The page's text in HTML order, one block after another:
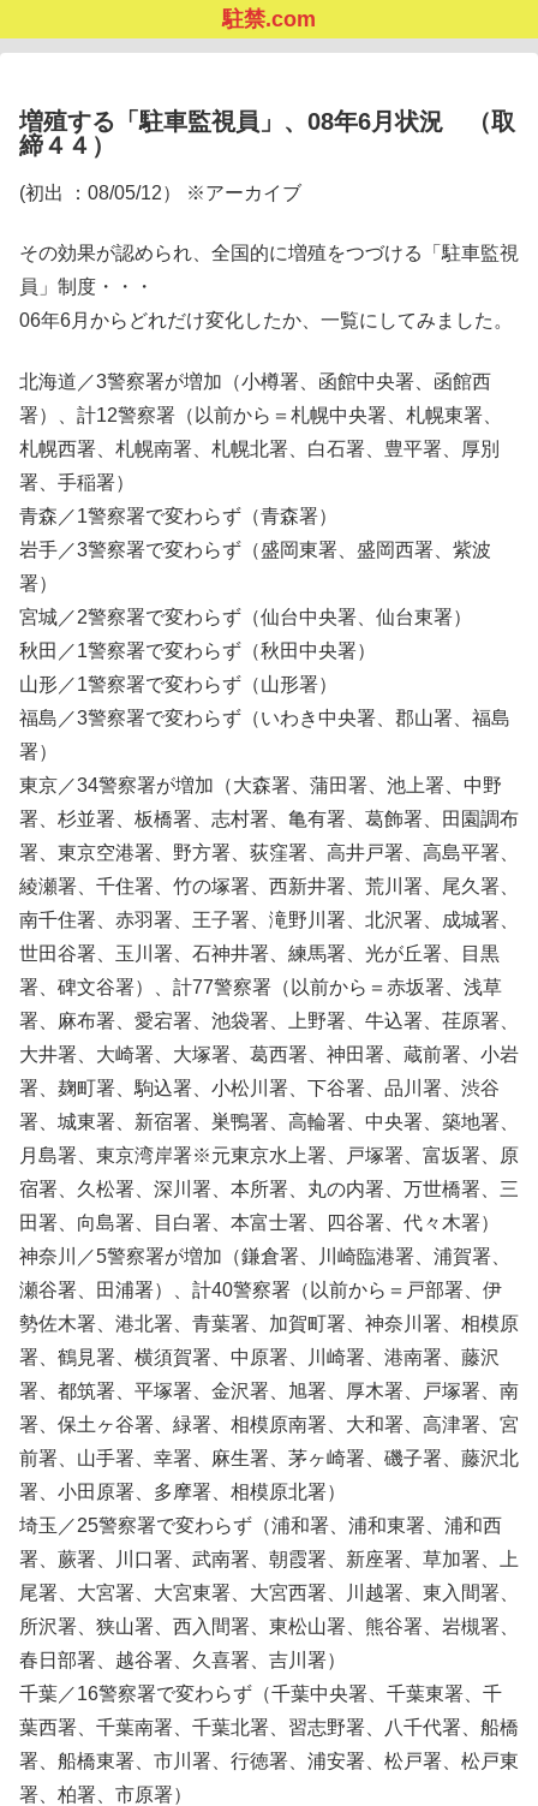
駐禁.com
増殖する「駐車監視員」、08年6月状況 （取
締４４）
(初出 ：08/05/12） ※アーカイブ
その効果が認められ、全国的に増殖をつづける「駐車監視
員」制度・・・
06年6月からどれだけ変化したか、一覧にしてみました。
北海道／3警察署が増加（小樽署、函館中央署、函館西
署）、計12警察署（以前から＝札幌中央署、札幌東署、
札幌西署、札幌南署、札幌北署、白石署、豊平署、厚別
署、手稲署）
青森／1警察署で変わらず（青森署）
岩手／3警察署で変わらず（盛岡東署、盛岡西署、紫波
署）
宮城／2警察署で変わらず（仙台中央署、仙台東署）
秋田／1警察署で変わらず（秋田中央署）
山形／1警察署で変わらず（山形署）
福島／3警察署で変わらず（いわき中央署、郡山署、福島
署）
東京／34警察署が増加（大森署、蒲田署、池上署、中野
署、杉並署、板橋署、志村署、亀有署、葛飾署、田園調布
署、東京空港署、野方署、荻窪署、高井戸署、高島平署、
綾瀬署、千住署、竹の塚署、西新井署、荒川署、尾久署、
南千住署、赤羽署、王子署、滝野川署、北沢署、成城署、
世田谷署、玉川署、石神井署、練馬署、光が丘署、目黒
署、碑文谷署）、計77警察署（以前から＝赤坂署、浅草
署、麻布署、愛宕署、池袋署、上野署、牛込署、荏原署、
大井署、大崎署、大塚署、葛西署、神田署、蔵前署、小岩
署、麹町署、駒込署、小松川署、下谷署、品川署、渋谷
署、城東署、新宿署、巣鴨署、高輪署、中央署、築地署、
月島署、東京湾岸署※元東京水上署、戸塚署、富坂署、原
宿署、久松署、深川署、本所署、丸の内署、万世橋署、三
田署、向島署、目白署、本富士署、四谷署、代々木署）
神奈川／5警察署が増加（鎌倉署、川崎臨港署、浦賀署、
瀬谷署、田浦署）、計40警察署（以前から＝戸部署、伊
勢佐木署、港北署、青葉署、加賀町署、神奈川署、相模原
署、鶴見署、横須賀署、中原署、川崎署、港南署、藤沢
署、都筑署、平塚署、金沢署、旭署、厚木署、戸塚署、南
署、保土ヶ谷署、緑署、相模原南署、大和署、高津署、宮
前署、山手署、幸署、麻生署、茅ヶ崎署、磯子署、藤沢北
署、小田原署、多摩署、相模原北署）
埼玉／25警察署で変わらず（浦和署、浦和東署、浦和西
署、蕨署、川口署、武南署、朝霞署、新座署、草加署、上
尾署、大宮署、大宮東署、大宮西署、川越署、東入間署、
所沢署、狭山署、西入間署、東松山署、熊谷署、岩槻署、
春日部署、越谷署、久喜署、吉川署）
千葉／16警察署で変わらず（千葉中央署、千葉東署、千
葉西署、千葉南署、千葉北署、習志野署、八千代署、船橋
署、船橋東署、市川署、行徳署、浦安署、松戸署、松戸東
署、柏署、市原署）